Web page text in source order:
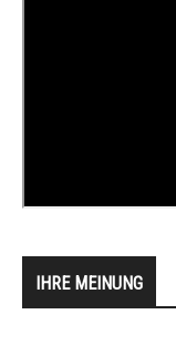
IHRE MEINUNG